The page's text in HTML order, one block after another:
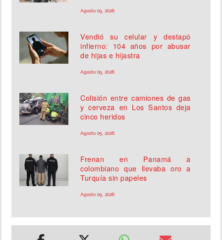
Agosto 05, 2026
Vendió su celular y destapó
infierno: 104 años por abusar
de hijas e hijastra
Agosto 05, 2026
Colisión entre camiones de gas
y cerveza en Los Santos deja
cinco heridos
Agosto 05, 2026
Frenan en Panamá a
colombiano que llevaba oro a
Turquía sin papeles
Agosto 05, 2026